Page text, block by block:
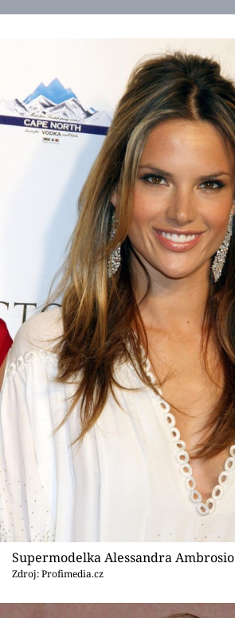
Supermodelka Alessandra Ambrosio
Zdroj: Profimedia.cz